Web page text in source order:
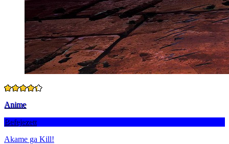
Anime
Befejezett
Akame ga Kill!